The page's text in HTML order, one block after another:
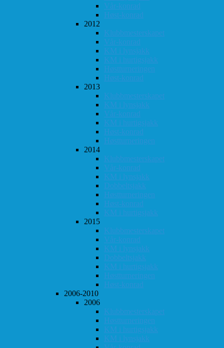
Vår-konrad
Høst-konrad
2012
Klubbmesterskapet
Vår-konrad
KM i lynsjakk
KM i hurtigsjakk
Høstturneringen
Høst-konrad
2013
Klubbmesterskapet
KM i lynsjakk
Vår-konrad
KM i hurtigsjakk
Høst-konrad
Høstturneringen
2014
Klubbmesterskapet
Vår-konrad
KM i lynsjakk
Dobbeltsjakk
Høstturneringen
Høst-konrad
KM i hurtigsjakk
2015
Klubbmesterskapet
Vår-konrad
KM i lynsjakk
Dobbeltsjakk
KM i hurtigsjakk
Høstturneringen
Høst-konrad
2006-2010
2006
Klubbmesterskapet
Høstturneringen
KM i hurtigsjakk
KM i lynsjakk